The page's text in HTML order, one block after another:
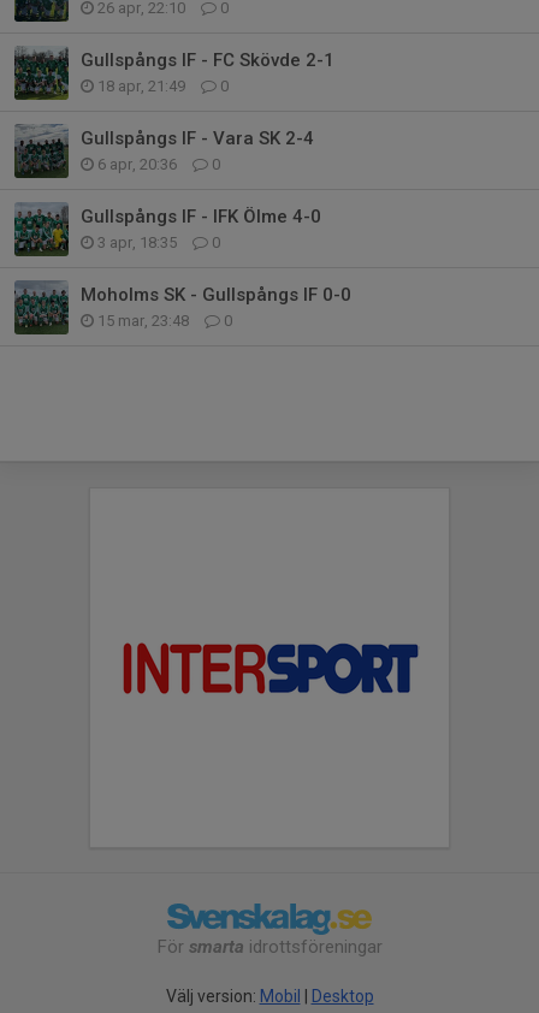
26 apr, 22:10 0
Gullspångs IF - FC Skövde 2-1
18 apr, 21:49 0
Gullspångs IF - Vara SK 2-4
6 apr, 20:36 0
Gullspångs IF - IFK Ölme 4-0
3 apr, 18:35 0
Moholms SK - Gullspångs IF 0-0
15 mar, 23:48 0
För smarta idrottsföreningar
Välj version: Mobil Desktop